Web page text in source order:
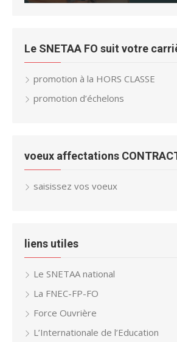
Le SNETAA FO suit votre
promotion à la HORS CLASSE
promotion d’échelons
voeux affectations
saisissez vos voeux
liens utiles
Le SNETAA national
La FNEC-FP-FO
Force Ouvrière
L’Internationale de l’Education